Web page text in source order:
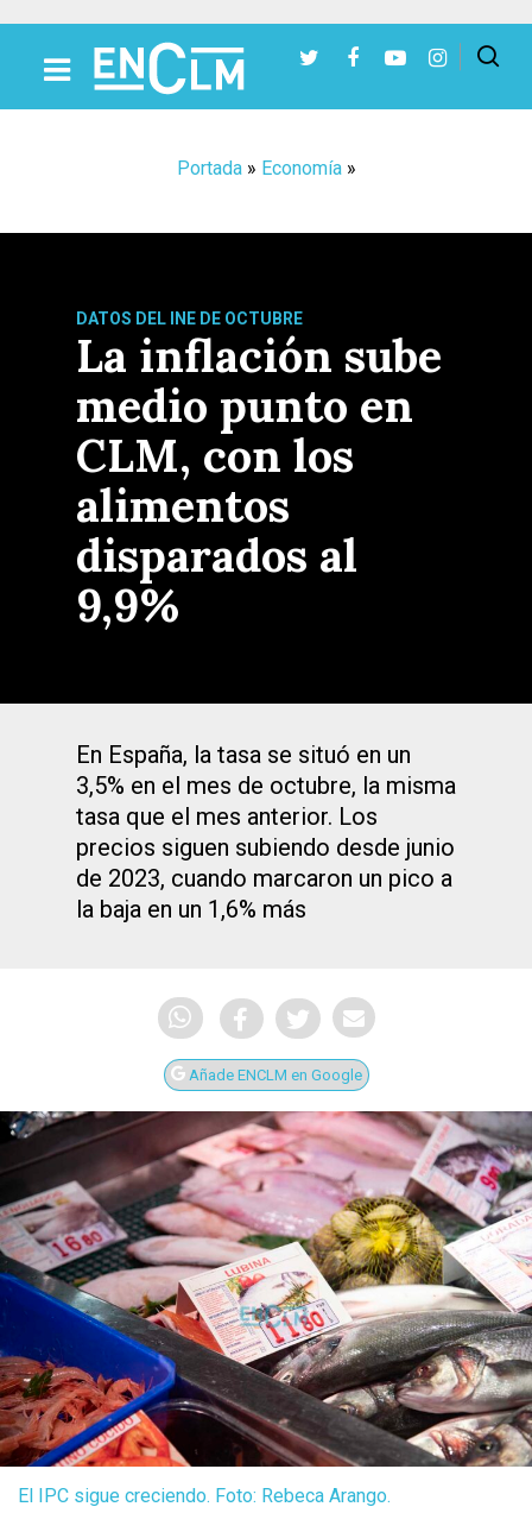
Portada» Economía»
DATOS DEL INE DE OCTUBRE
La inflación sube
medio punto en
CLM, con los
alimentos
disparados al
9,9%
En España, la tasa se situó en un
3,5% en el mes de octubre, la misma
tasa que el mes anterior. Los
precios siguen subiendo desde junio
de 2023, cuando marcaron un pico a
la baja en un 1,6% más
Añade ENCLM en Google
El IPC sigue creciendo. Foto: Rebeca Arango.